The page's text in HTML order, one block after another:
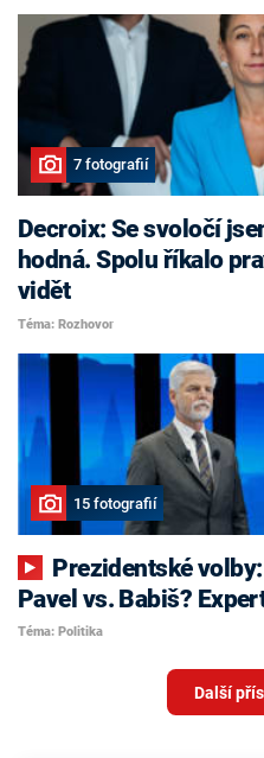
7 fotografií
Decroix: Se svoločí
hodná. Spolu říkalo
vidět
Téma: Rozhovor
15 fotografií
Pavel vs. Babiš?
Téma: Politika
Další